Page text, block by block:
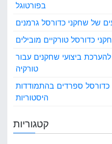
בפורטוגל
של שחקני כדורסל גרמנים
כדורסל טורקיים מובילים
ביצועי שחקנים עבור
טורקיה
כדורסל ספרדים בהתמודדות
היסטוריות
קטגוריות